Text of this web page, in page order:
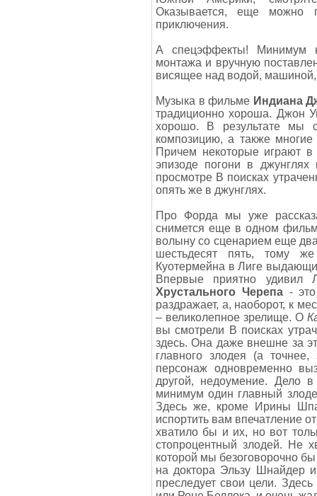
Оказывается, еще можно
приключения.
А спецэффекты! Минимум
монтажа и вручную
висящее над водой, машиной,
Музыка в фильме Индиана
традиционно хороша. Джон
хорошо. В результате
композицию, а также
Причем некоторые играют
эпизоде погони в
просмотре В поисках
опять же в джунглях.
Про Форда мы уже
снимется еще в одном
волыну со сценарием еще
шестьдесят пять, тому
Куотермейна в Лиге
Впервые приятно
Хрустального Черепа- это
раздражает, а, наоборот, к
– великолепное зрелище. О
вы смотрели В поисках
здесь. Она даже внешне за
главного злодея (а точнее,
персонаж одновременно
другой, недоумение. Дело
минимум один главный
Здесь же, кроме Ирины
испортить вам впечатление
хватило бы и их, но вот
стопроцентный злодей. Не
которой мы безоговорочно
на доктора Эльзу Шнайдер
преследует свои цели.